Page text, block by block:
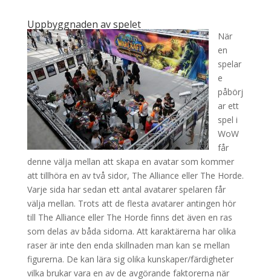
Uppbyggnaden av spelet
När
en
spelar
e
påbörj
ar ett
spel i
WoW
får
denne välja mellan att skapa en avatar som kommer
att tillhöra en av två sidor, The Alliance eller The Horde.
Varje sida har sedan ett antal avatarer spelaren får
välja mellan. Trots att de flesta avatarer antingen hör
till The Alliance eller The Horde finns det även en ras
som delas av båda sidorna. Att karaktärerna har olika
raser är inte den enda skillnaden man kan se mellan
figurerna. De kan lära sig olika kunskaper/färdigheter
vilka brukar vara en av de avgörande faktorerna när